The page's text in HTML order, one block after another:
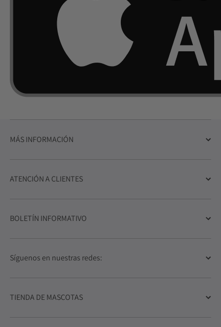
MÁS INFORMACIÓN
ATENCIÓN A CLIENTES
BOLETÍN INFORMATIVO
Síguenos en nuestras redes:
TIENDA DE MASCOTAS